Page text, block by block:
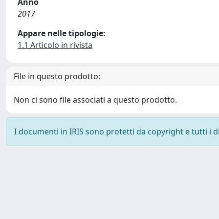
2017
Appare nelle tipologie:
1.1 Articolo in rivista
File in questo prodotto:
Non ci sono file associati a questo prodotto.
I documenti in IRIS sono protetti da copyright e tutti i